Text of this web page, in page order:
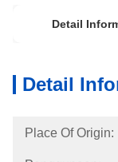
Detail
Detail
Place Of Origin: